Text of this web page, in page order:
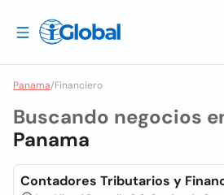
Panama/Financiero
Buscando negocios
Panama
Contadores Tributarios y